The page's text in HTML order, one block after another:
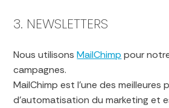
3. NEWSLETTERS
Nous utilisonsMailChimp pour
campagnes.
MailChimp est l’une des meilleures
d’automatisation du marketing et